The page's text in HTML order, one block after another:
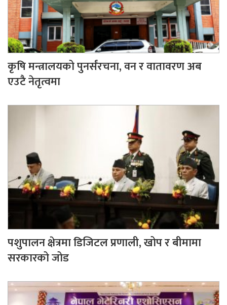
कृषि मन्त्रालयको पुनर्संरचना, वन र वातावरण अब
एउटै नेतृत्वमा
पशुपालन क्षेत्रमा डिजिटल प्रणाली, खोप र बीमामा
सरकारको जोड